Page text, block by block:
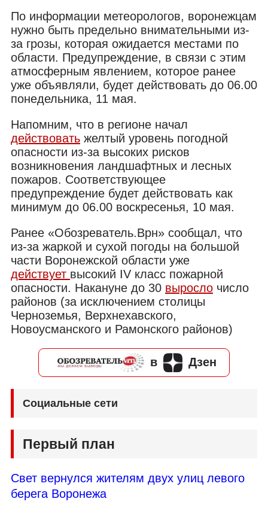
По информации метеорологов, воронежцам
нужно быть предельно внимательными из-
за грозы, которая ожидается местами по
области. Предупреждение, в связи с этим
атмосферным явлением, которое ранее
уже объявляли, будет действовать до 06.00
понедельника, 11 мая.
Напомним, что в регионе начал
действовать желтый уровень погодной
опасности из-за высоких рисков
возникновения ландшафтных и лесных
пожаров. Соответствующее
предупреждение будет действовать как
минимум до 06.00 воскресенья, 10 мая.
Ранее «Обозреватель.Врн» сообщал, что
из-за жаркой и сухой погоды на большой
части Воронежской области уже
действует высокий IV класс пожарной
опасности. Накануне до 30 выросло число
районов (за исключением столицы
Черноземья, Верхнехавского,
Новоусманского и Рамонского районов)
в Дзен
Социальные сети
Первый план
Свет вернулся жителям двух улиц левого
берега Воронежа